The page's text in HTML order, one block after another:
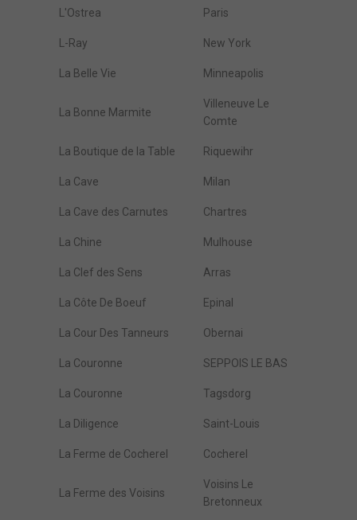
L'Ostrea Paris
L-Ray New York
La Belle Vie Minneapolis
La Bonne Marmite
Villeneuve Le
Comte
La Boutique de la Table Riquewihr
La Cave Milan
La Cave des Carnutes Chartres
La Chine Mulhouse
La Clef des Sens Arras
La Côte De Boeuf Epinal
La Cour Des Tanneurs Obernai
La Couronne SEPPOIS LE BAS
La Couronne Tagsdorg
La Diligence Saint-Louis
La Ferme de Cocherel Cocherel
La Ferme des Voisins
Voisins Le
Bretonneux